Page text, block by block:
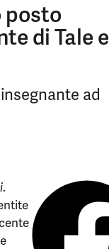
posto
di Tale e
ad
.